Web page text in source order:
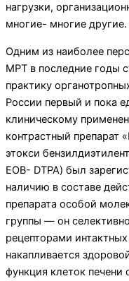
нагрузки,
многие- многие другие.
Одним из наиболее
МРТ в последние годы
практику
России первый и пока
клиническому
контрастный препарат
этокси
EOB- DTPA) был
наличию в составе
препарата особой
группы — он
рецепторами
накапливается
функция клеток печени